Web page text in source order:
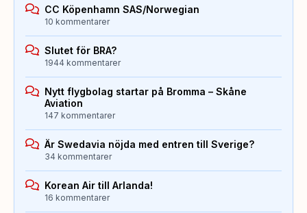
CC Köpenhamn SAS/Norwegian
10 kommentarer
Slutet för BRA?
1944 kommentarer
Nytt flygbolag startar på Bromma – Skåne
Aviation
147 kommentarer
Är Swedavia nöjda med entren till Sverige?
34 kommentarer
Korean Air till Arlanda!
16 kommentarer